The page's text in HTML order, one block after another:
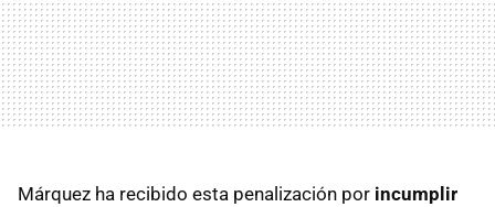
Márquez ha recibido esta penalización por incumplir